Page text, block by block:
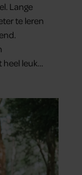
Lange
te leren
heel leuk